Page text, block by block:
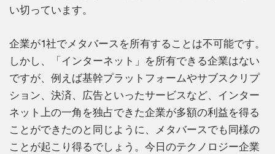
い切っています。
企業が1社でメタバースを所有することは不可能です。
しかし、「インターネット」を所有できる企業はない
ですが、例えば基幹プラットフォームやサブスクリプ
ション、決済、広告といったサービスなど、インター
ネット上の一角を独占できた企業が多額の利益を得る
ことができたのと同じように、メタバースでも同様の
ことが起こり得るでしょう。今日のテクノロジー企業